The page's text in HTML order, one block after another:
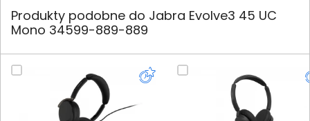
Produkty podobne do Jabra Evolve3 45 UC
Mono 34599-889-889